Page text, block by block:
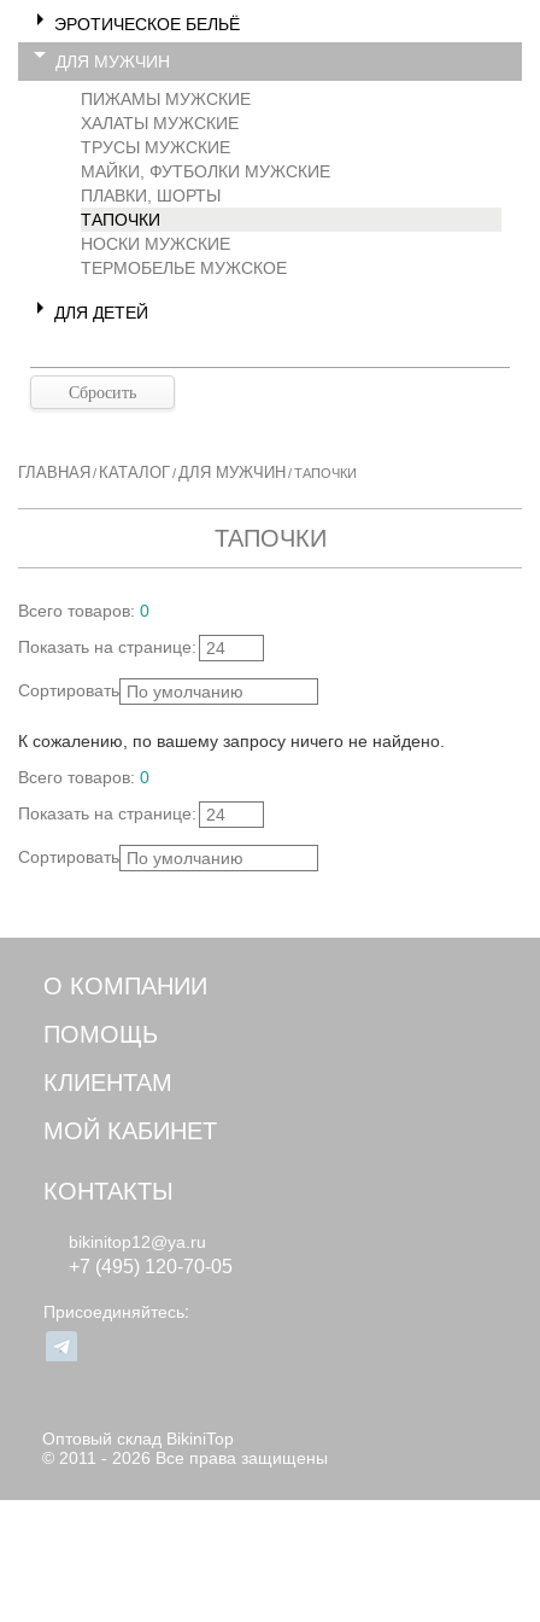
ЭРОТИЧЕСКОЕ БЕЛЬЁ
ДЛЯ МУЖЧИН
ПИЖАМЫ МУЖСКИЕ
ХАЛАТЫ МУЖСКИЕ
ТРУСЫ МУЖСКИЕ
МАЙКИ, ФУТБОЛКИ МУЖСКИЕ
ПЛАВКИ, ШОРТЫ
ТАПОЧКИ
НОСКИ МУЖСКИЕ
ТЕРМОБЕЛЬЕ МУЖСКОЕ
ДЛЯ ДЕТЕЙ
ГЛАВНАЯ / КАТАЛОГ/ДЛЯ МУЖЧИН /ТАПОЧКИ
ТАПОЧКИ
Всего товаров: 0
Показать на странице: 24
Сортировать: По умолчанию
К сожалению, по вашему запросу ничего не найдено.
Всего товаров: 0
Показать на странице: 24
Сортировать: По умолчанию
О КОМПАНИИ
ПОМОЩЬ
КЛИЕНТАМ
МОЙ КАБИНЕТ
КОНТАКТЫ
bikinitop12@ya.ru
+7 (495) 120-70-05
Присоединяйтесь:
Оптовый склад BikiniTop
© 2011 - 2026 Все права защищены